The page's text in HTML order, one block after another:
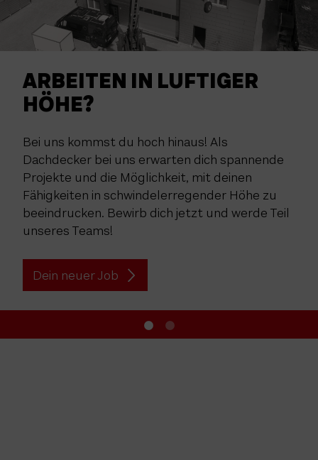
ARBEITEN IN LUFTIGER
HÖHE?
Bei uns kommst du hoch hinaus! Als
Dachdecker bei uns erwarten dich spannende
Projekte und die Möglichkeit, mit deinen
Fähigkeiten in schwindelerregender Höhe zu
beeindrucken. Bewirb dich jetzt und werde Teil
unseres Teams!
Dein neuer Job